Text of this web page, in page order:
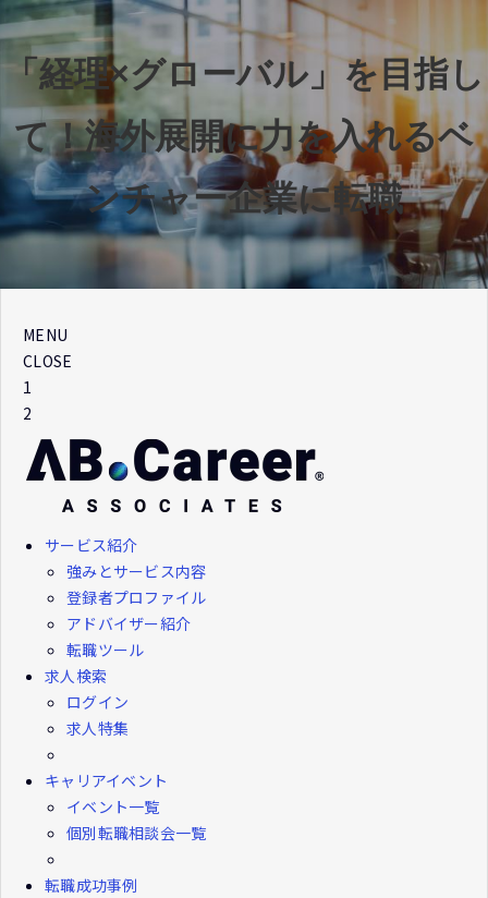
「経理×グローバル」を目指し
て！海外展開に力を入れるベ
ンチャー企業に転職
MENU
CLOSE
1
2
サービス紹介
強みとサービス内容
登録者プロファイル
アドバイザー紹介
転職ツール
求人検索
ログイン
求人特集
キャリアイベント
イベント一覧
個別転職相談会一覧
転職成功事例